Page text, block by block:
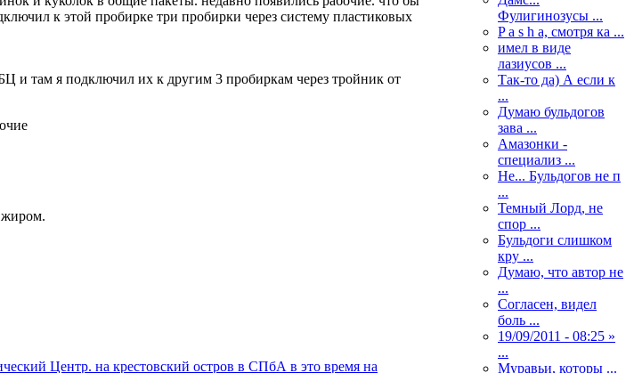
к этой пробирке три пробирки через систему пластиковых
и там я подключил их к другим 3 пробиркам через тройник от
жиром.
Центр. на крестовский остров в СПбА в это время на
Фулигинозусы ...
P a s h a, смотря ка ...
имел в виде
лазиусов ...
Так-то да) А если к
...
Думаю бульдогов
зава ...
Амазонки -
специализ ...
Не... Бульдогов не п
...
Темный Лорд, не
спор ...
Бульдоги слишком
кру ...
Думаю, что автор не
...
Согласен, видел
боль ...
19/09/2011 - 08:25 »
...
Муравьи, которы ...